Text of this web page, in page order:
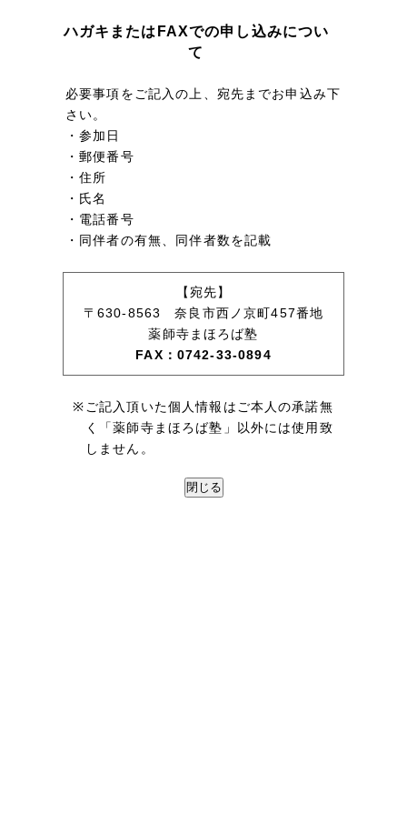
ハガキまたはFAXでの申し込みについ
て
必要事項をご記入の上、宛先までお申込み下
さい。
・参加日
・郵便番号
・住所
・氏名
・電話番号
・同伴者の有無、同伴者数を記載
【宛先】
〒630-8563 奈良市西ノ京町457番地
薬師寺まほろば塾
FAX：0742-33-0894
※ ご記入頂いた個人情報はご本人の承諾無
く「薬師寺まほろば塾」以外には使用致
しません。